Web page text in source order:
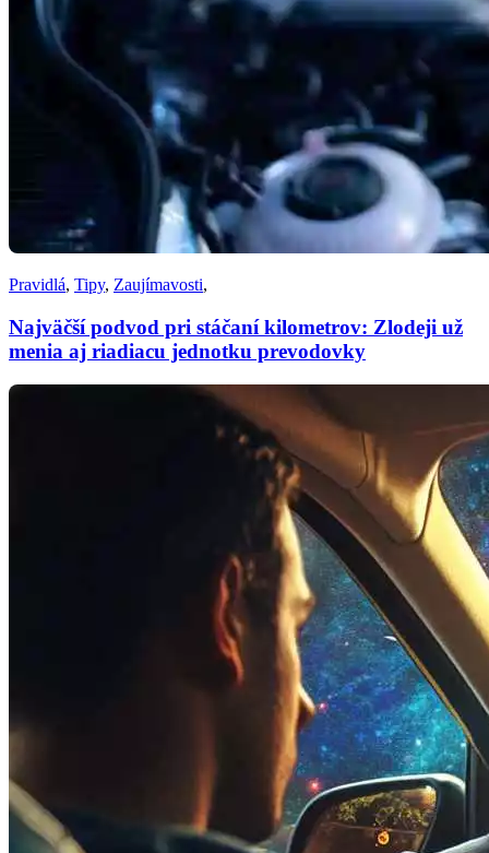
Pravidlá, Tipy, Zaujímavosti,
Najväčší podvod pri stáčaní kilometrov: Zlodeji už
menia aj riadiacu jednotku prevodovky